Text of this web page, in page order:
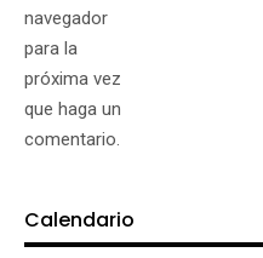
navegador
para la
próxima vez
que haga un
comentario.
Calendario